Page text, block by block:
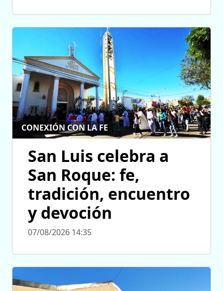
CONEXIÓN CON LA FE
San Luis celebra a
San Roque: fe,
tradición, encuentro
y devoción
07/08/2026 14:35